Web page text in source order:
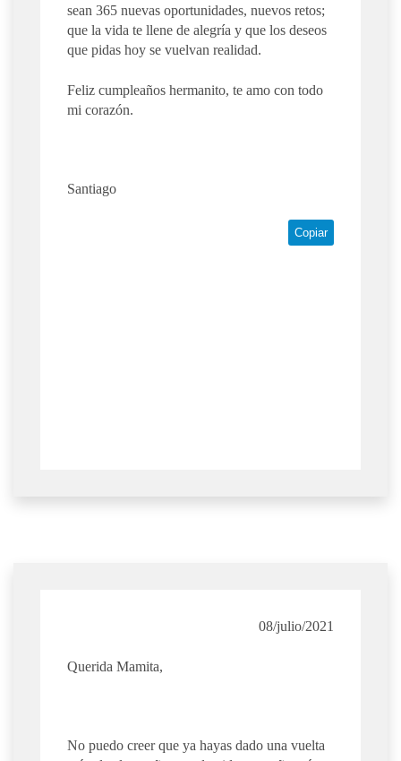
sean 365 nuevas oportunidades, nuevos retos;
que la vida te llene de alegría y que los deseos
que pidas hoy se vuelvan realidad.
Feliz cumpleaños hermanito, te amo con todo
mi corazón.
Santiago
Copiar
08/julio/2021
Querida Mamita,
No puedo creer que ya hayas dado una vuelta